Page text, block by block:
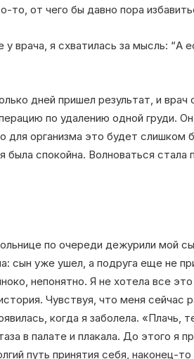
то, от чего бы давно пора
врача, я схватилась за мысль: “А
дней пришел результат, и врач
по удалению одной груди.
для организма это будет слишком
спокойна. Волноваться стала
по очереди дежурили мой
сын уже ушел, а подруга еще не
непонятно. Я не хотела все
Чувствуя, что меня сейчас
когда я заболела. «Плачь,
в палате и плакала. До этого я
путь принятия себя, наконец-